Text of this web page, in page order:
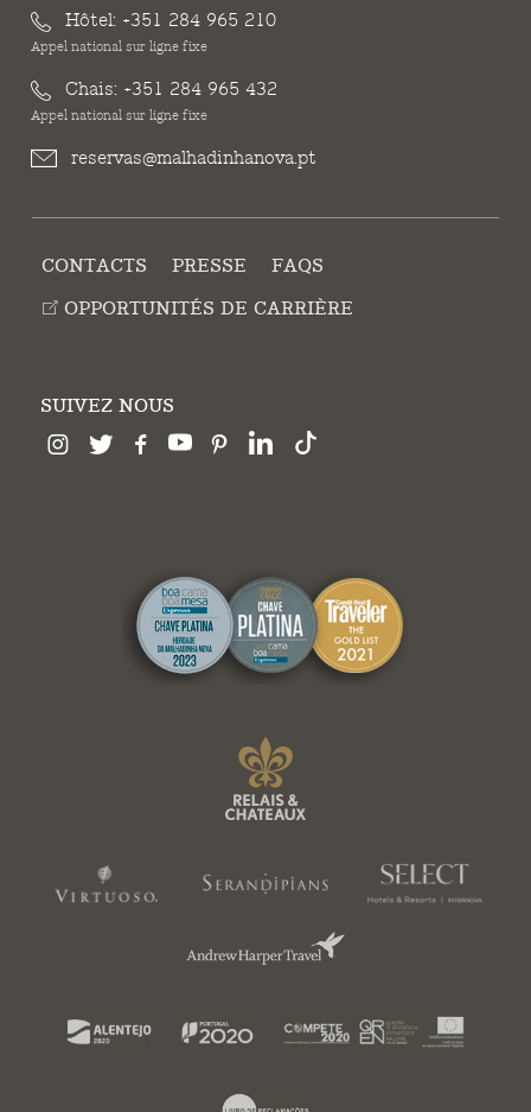
Hôtel: +351 284 965 210
Appel national sur ligne fixe
Chais: +351 284 965 432
Appel national sur ligne fixe
reservas@malhadinhanova.pt
CONTACTS PRESSE
FAQS
OPPORTUNITÉS DE CARRIÈRE
SUIVEZ NOUS